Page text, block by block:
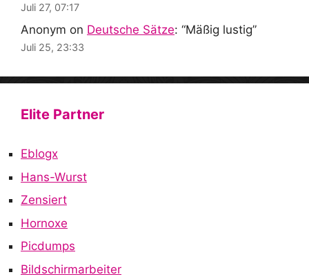
Juli 27, 07:17
Anonym on Deutsche Sätze: “Mäßig lustig”
Juli 25, 23:33
Elite Partner
Eblogx
Hans-Wurst
Zensiert
Hornoxe
Picdumps
Bildschirmarbeiter